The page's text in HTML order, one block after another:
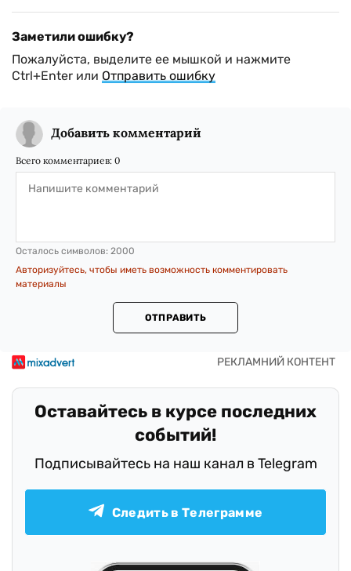
Заметили ошибку?
Пожалуйста, выделите ее мышкой и нажмите
Ctrl+Enter или Отправить ошибку
Добавить комментарий
Всего комментариев: 0
Осталось символов: 2000
Авторизуйтесь, чтобы иметь возможность комментировать
материалы
ОТПРАВИТЬ
Оставайтесь в курсе последних
событий!
Подписывайтесь на наш канал в Telegram
Следить в Телеграмме